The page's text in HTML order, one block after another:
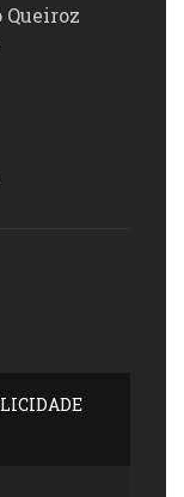
Queiroz